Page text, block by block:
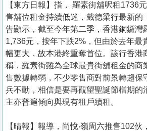
【東方日報】指， 羅素街舖呎租1736
售舖位租金持續低迷，戴德梁行最新的
告顯示，截至今年第二季，香港銅鑼灣
1,736元，按年下跌2%，但由於去年最
幅更大，故本港終重奪首位。該行香港
稱，羅素街雖為全球最貴街舖租金的商
售數據轉弱，不少零售商對前景轉趨保
兵不動，相信是要再觀望聖誕節檔期的
主亦普遍傾向與現有租戶續租。
【晴報】報導，尚悅‧嶺周六推售102伙